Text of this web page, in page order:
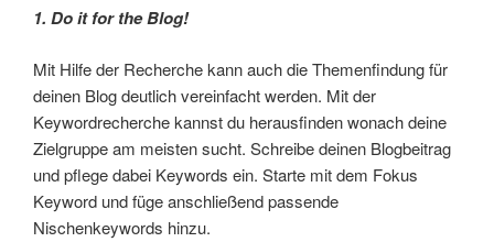
1. Do it for the Blog!
Mit Hilfe der Recherche kann auch die Themenfindung für
deinen Blog deutlich vereinfacht werden. Mit der
Keywordrecherche kannst du herausfinden wonach deine
Zielgruppe am meisten sucht. Schreibe deinen Blogbeitrag
und pflege dabei Keywords ein. Starte mit dem Fokus
Keyword und füge anschließend passende
Nischenkeywords hinzu.